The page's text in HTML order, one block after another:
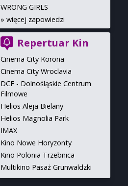
WRONG GIRLS
» więcej zapowiedzi
Repertuar Kin
Cinema City Korona
Cinema City Wroclavia
DCF - Dolnośląskie Centrum
Filmowe
Helios Aleja Bielany
Helios Magnolia Park
IMAX
Kino Nowe Horyzonty
Kino Polonia Trzebnica
Multikino Pasaż Grunwaldzki